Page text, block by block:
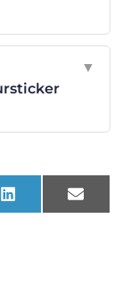
▼
LinkedInEmail